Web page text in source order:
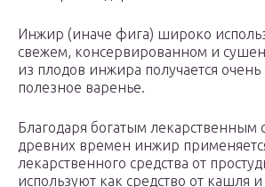
Инжир (иначе фига) широко
свежем, консервированном и
из плодов инжира получается очень
полезное варенье.
Благодаря богатым лекарственным
древних времен инжир
лекарственного средства от
используют как средство от кашля